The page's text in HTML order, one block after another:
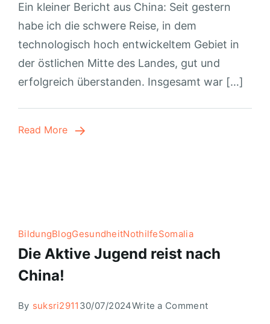
Ein kleiner Bericht aus China: Seit gestern
habe ich die schwere Reise, in dem
technologisch hoch entwickeltem Gebiet in
der östlichen Mitte des Landes, gut und
erfolgreich überstanden. Insgesamt war […]
Read More
BildungBlogGesundheitNothilfeSomalia
Die Aktive Jugend reist nach
China!
By suksri2911 30/07/2024Write a Comment